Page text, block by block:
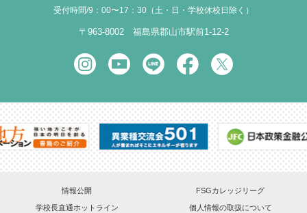
受付時間/9：00〜17：30（土・日・学校休校日除く）
〒963-8002 福島県郡山市駅前1-12-2
情報公開 FSGカレッジリーグ
学校長直通ホットライン 個人情報の取扱について